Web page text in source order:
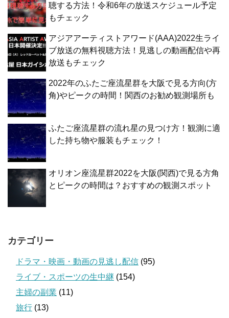
聴する方法！令和6年の放送スケジュール予定
もチェック
アジアアーティストアワード(AAA)2022生ライ
ブ放送の無料視聴方法！見逃しの動画配信や再
放送もチェック
2022年のふたご座流星群を大阪で見る方向(方
角)やピークの時間！関西のお勧め観測場所も
ふたご座流星群の流れ星の見つけ方！観測に適
した持ち物や服装もチェック！
オリオン座流星群2022を大阪(関西)で見る方角
とピークの時間は？おすすめの観測スポット
カテゴリー
ドラマ・映画・動画の見逃し配信 (95)
ライブ・スポーツの生中継 (154)
主婦の副業 (11)
旅行 (13)